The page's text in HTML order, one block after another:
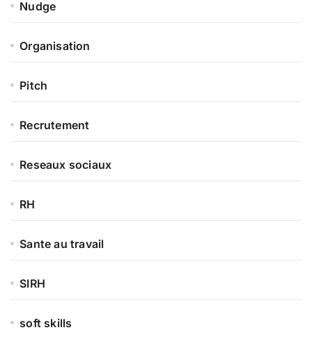
Nudge
Organisation
Pitch
Recrutement
Reseaux sociaux
RH
Sante au travail
SIRH
soft skills